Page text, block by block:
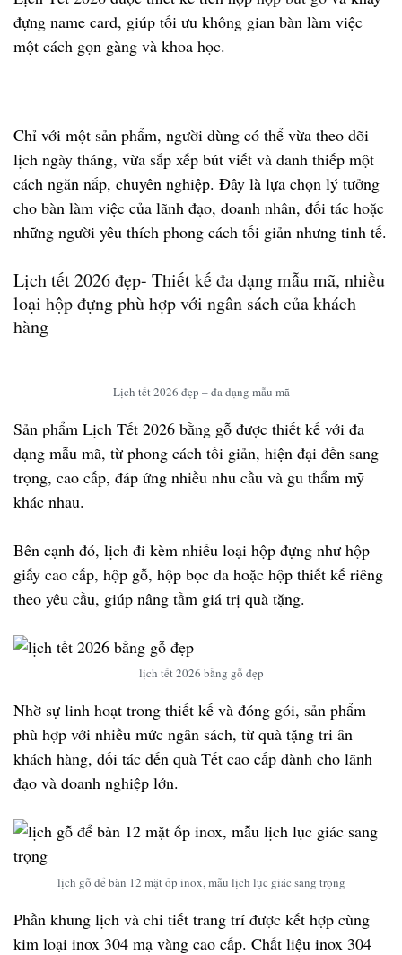
đựng name card, giúp tối ưu không gian bàn làm việc
một cách gọn gàng và khoa học.
Chỉ với một sản phẩm, người dùng có thể vừa theo dõi
lịch ngày tháng, vừa sắp xếp bút viết và danh thiếp một
cách ngăn nắp, chuyên nghiệp. Đây là lựa chọn lý tưởng
cho bàn làm việc của lãnh đạo, doanh nhân, đối tác hoặc
những người yêu thích phong cách tối giản nhưng tinh tế.
Lịch tết 2026 đẹp- Thiết kế đa dạng mẫu mã, nhiều
loại hộp đựng phù hợp với ngân sách của khách
hàng
Lịch tết 2026 đẹp – đa dạng mẫu mã
Sản phẩm Lịch Tết 2026 bằng gỗ được thiết kế với đa
dạng mẫu mã, từ phong cách tối giản, hiện đại đến sang
trọng, cao cấp, đáp ứng nhiều nhu cầu và gu thẩm mỹ
khác nhau.
Bên cạnh đó, lịch đi kèm nhiều loại hộp đựng như hộp
giấy cao cấp, hộp gỗ, hộp bọc da hoặc hộp thiết kế riêng
theo yêu cầu, giúp nâng tầm giá trị quà tặng.
lịch tết 2026 bằng gỗ đẹp
Nhờ sự linh hoạt trong thiết kế và đóng gói, sản phẩm
phù hợp với nhiều mức ngân sách, từ quà tặng tri ân
khách hàng, đối tác đến quà Tết cao cấp dành cho lãnh
đạo và doanh nghiệp lớn.
lịch gỗ để bàn 12 mặt ốp inox, mẫu lịch lục giác sang trọng
Phần khung lịch và chi tiết trang trí được kết hợp cùng
kim loại inox 304 mạ vàng cao cấp. Chất liệu inox 304